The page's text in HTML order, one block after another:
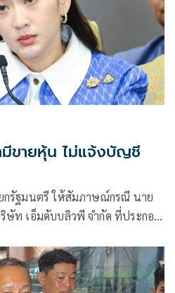
ขายหุ้น ไม่แจ้งบัญชี
รัฐมนตรี ให้สัมภาษณ์กรณี นาย
ษัท เอ็มดับบลิวพี จำกัด ที่ประกอบ